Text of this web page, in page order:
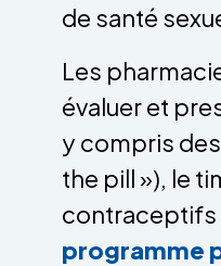
de santé
Les
évaluer et
y compris
the pill »), le
contraceptifs
programme